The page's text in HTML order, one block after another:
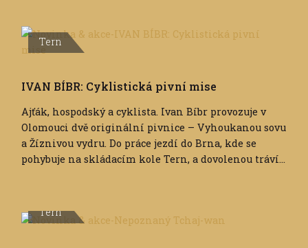
Tern
IVAN BÍBR: Cyklistická pivní mise
Ajťák, hospodský a cyklista. Ivan Bíbr provozuje v
Olomouci dvě originální pivnice – Vyhoukanou sovu
a Žíznivou vydru. Do práce jezdí do Brna, kde se
pohybuje na skládacím kole Tern, a dovolenou tráví...
Tern